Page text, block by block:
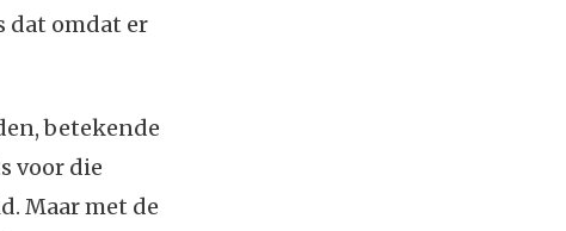
dat omdat er
betekende
voor die
Maar met de